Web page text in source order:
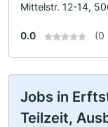
Mittelstr. 12-14,
0.0 (0
Jobs in
Teilzeit,